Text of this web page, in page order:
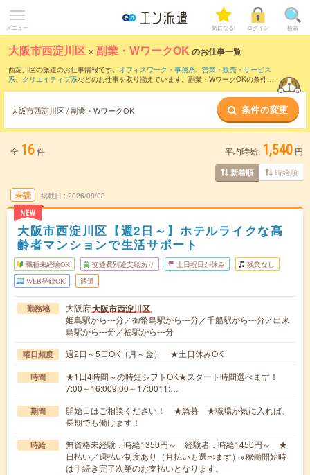
メニュー 気になる! ログイン 検索
大阪市西淀川区 ×副業・WワークOK のお仕事一覧
西淀川区の派遣のお仕事情報です。 オフィスワーク・事務系、 営業・販売・サービス
系、 クリエイティブ系などのお仕事を取り揃えています。副業・WワークOKの条件の
大阪市西淀川区 / 副業・WワークOK 条件の変更
全 16件 平均時給: 1,540 円
新着順 時給順
未読
NEW
掲載日 2026/08/08
大阪市西淀川区【週2日～】ホテルライクな高
齢者マンションで生活サポート
職種未経験OK 交通費別途支給あり 土日祝日が休み 残業なし
WEB登録OK 派遣
勤務地 大阪府大阪市西淀川区
姫島駅から---分／御幣島駅から---分／千船駅から---分／出来
島駅から---分／福駅から---分
曜日頻度 週2日～5日OK（月～金） ★土日休みOK
時間
★1日4時間～の時短シフトOK★スタート時間選べます！
7:00～16:009:00～17:0011:…
期間
開始日はご相談ください！ ★急募 ★職場が気に入れば、
長期でも働けます！
時給
無資格未経験：時給1350円～ 経験者：時給1450円～ ★
日払い／週払い制度あり（月払いも選べます）※稼働開始時
は手続き完了次第のお支払いとなります。